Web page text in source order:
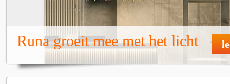
Runa groeit mee met het licht